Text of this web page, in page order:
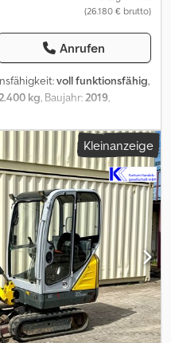
(26.180 € brutto)
Anrufen
voll funktionsfähig,
kg, Baujahr:2019,
Fahrzeugnummer:
mit nur 1008
in einem guten Zustand. 1
2 Stück Tieflöffel Netto
Sa Soczok
Kleinanzeige